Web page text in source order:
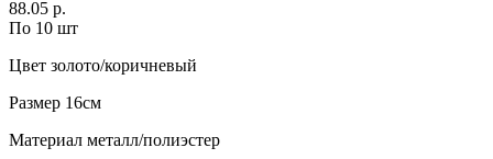
88.05 р.
По 10 шт
Цвет золото/коричневый
Размер 16см
Материал металл/полиэстер